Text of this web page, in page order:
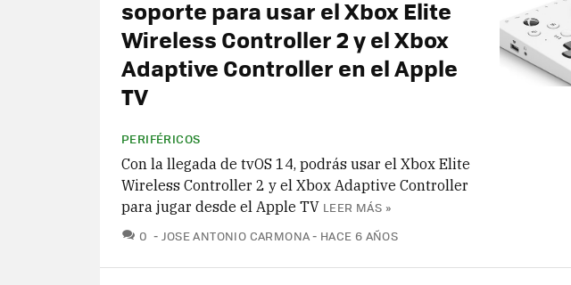
soporte para usar el Xbox Elite
Wireless Controller 2 y el Xbox
Adaptive Controller en el Apple
TV
PERIFÉRICOS
Con la llegada de tvOS 14, podrás usar el Xbox Elite
Wireless Controller 2 y el Xbox Adaptive Controller
para jugar desde el Apple TV LEER MÁS »
0 COMENTARIOS
JOSE ANTONIO CARMONA HACE 6 AÑOS